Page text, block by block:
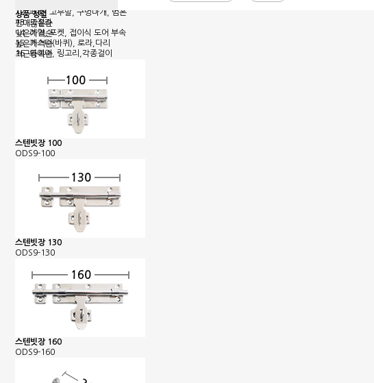
12. 패킹, 고무발, 구멍마개, 범폰
13. 조절좌
14. 레일, 포켓, 접이식 도어 부속
15. 캐스터(바퀴), 로라,다리
16. 와이어, 링고리,각종걸이
18. 환기창, 우편함
19. 스텐파이프 부속, 유리부속
20. 준비중페이지
상품 정렬
판매많은순
낮은가격순
높은가격순
최근등록순
스텐빗장 100
ODS9-100
스텐빗장 130
ODS9-130
스텐빗장 160
ODS9-160